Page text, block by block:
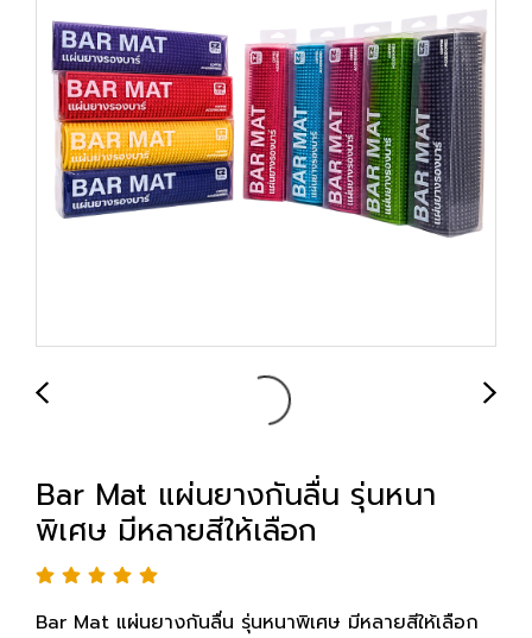
Bar Mat แผ่นยางกันลื่น รุ่นหนา
พิเศษ มีหลายสีให้เลือก
Bar Mat แผ่นยางกันลื่น รุ่นหนาพิเศษ มีหลายสีให้เลือก